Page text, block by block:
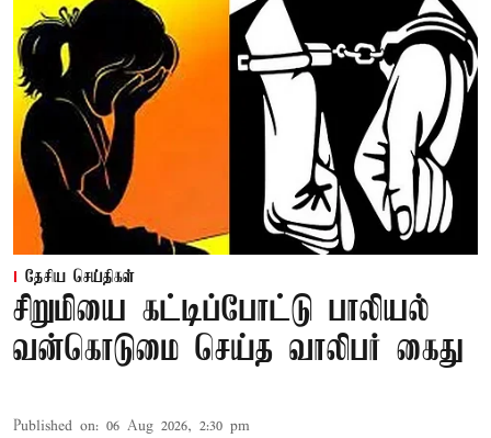
தேசிய செய்திகள்
சிறுமியை கட்டிப்போட்டு பாலியல்
வன்கொடுமை செய்த வாலிபர் கைது
Published on: 06 Aug 2026, 2:30 pm